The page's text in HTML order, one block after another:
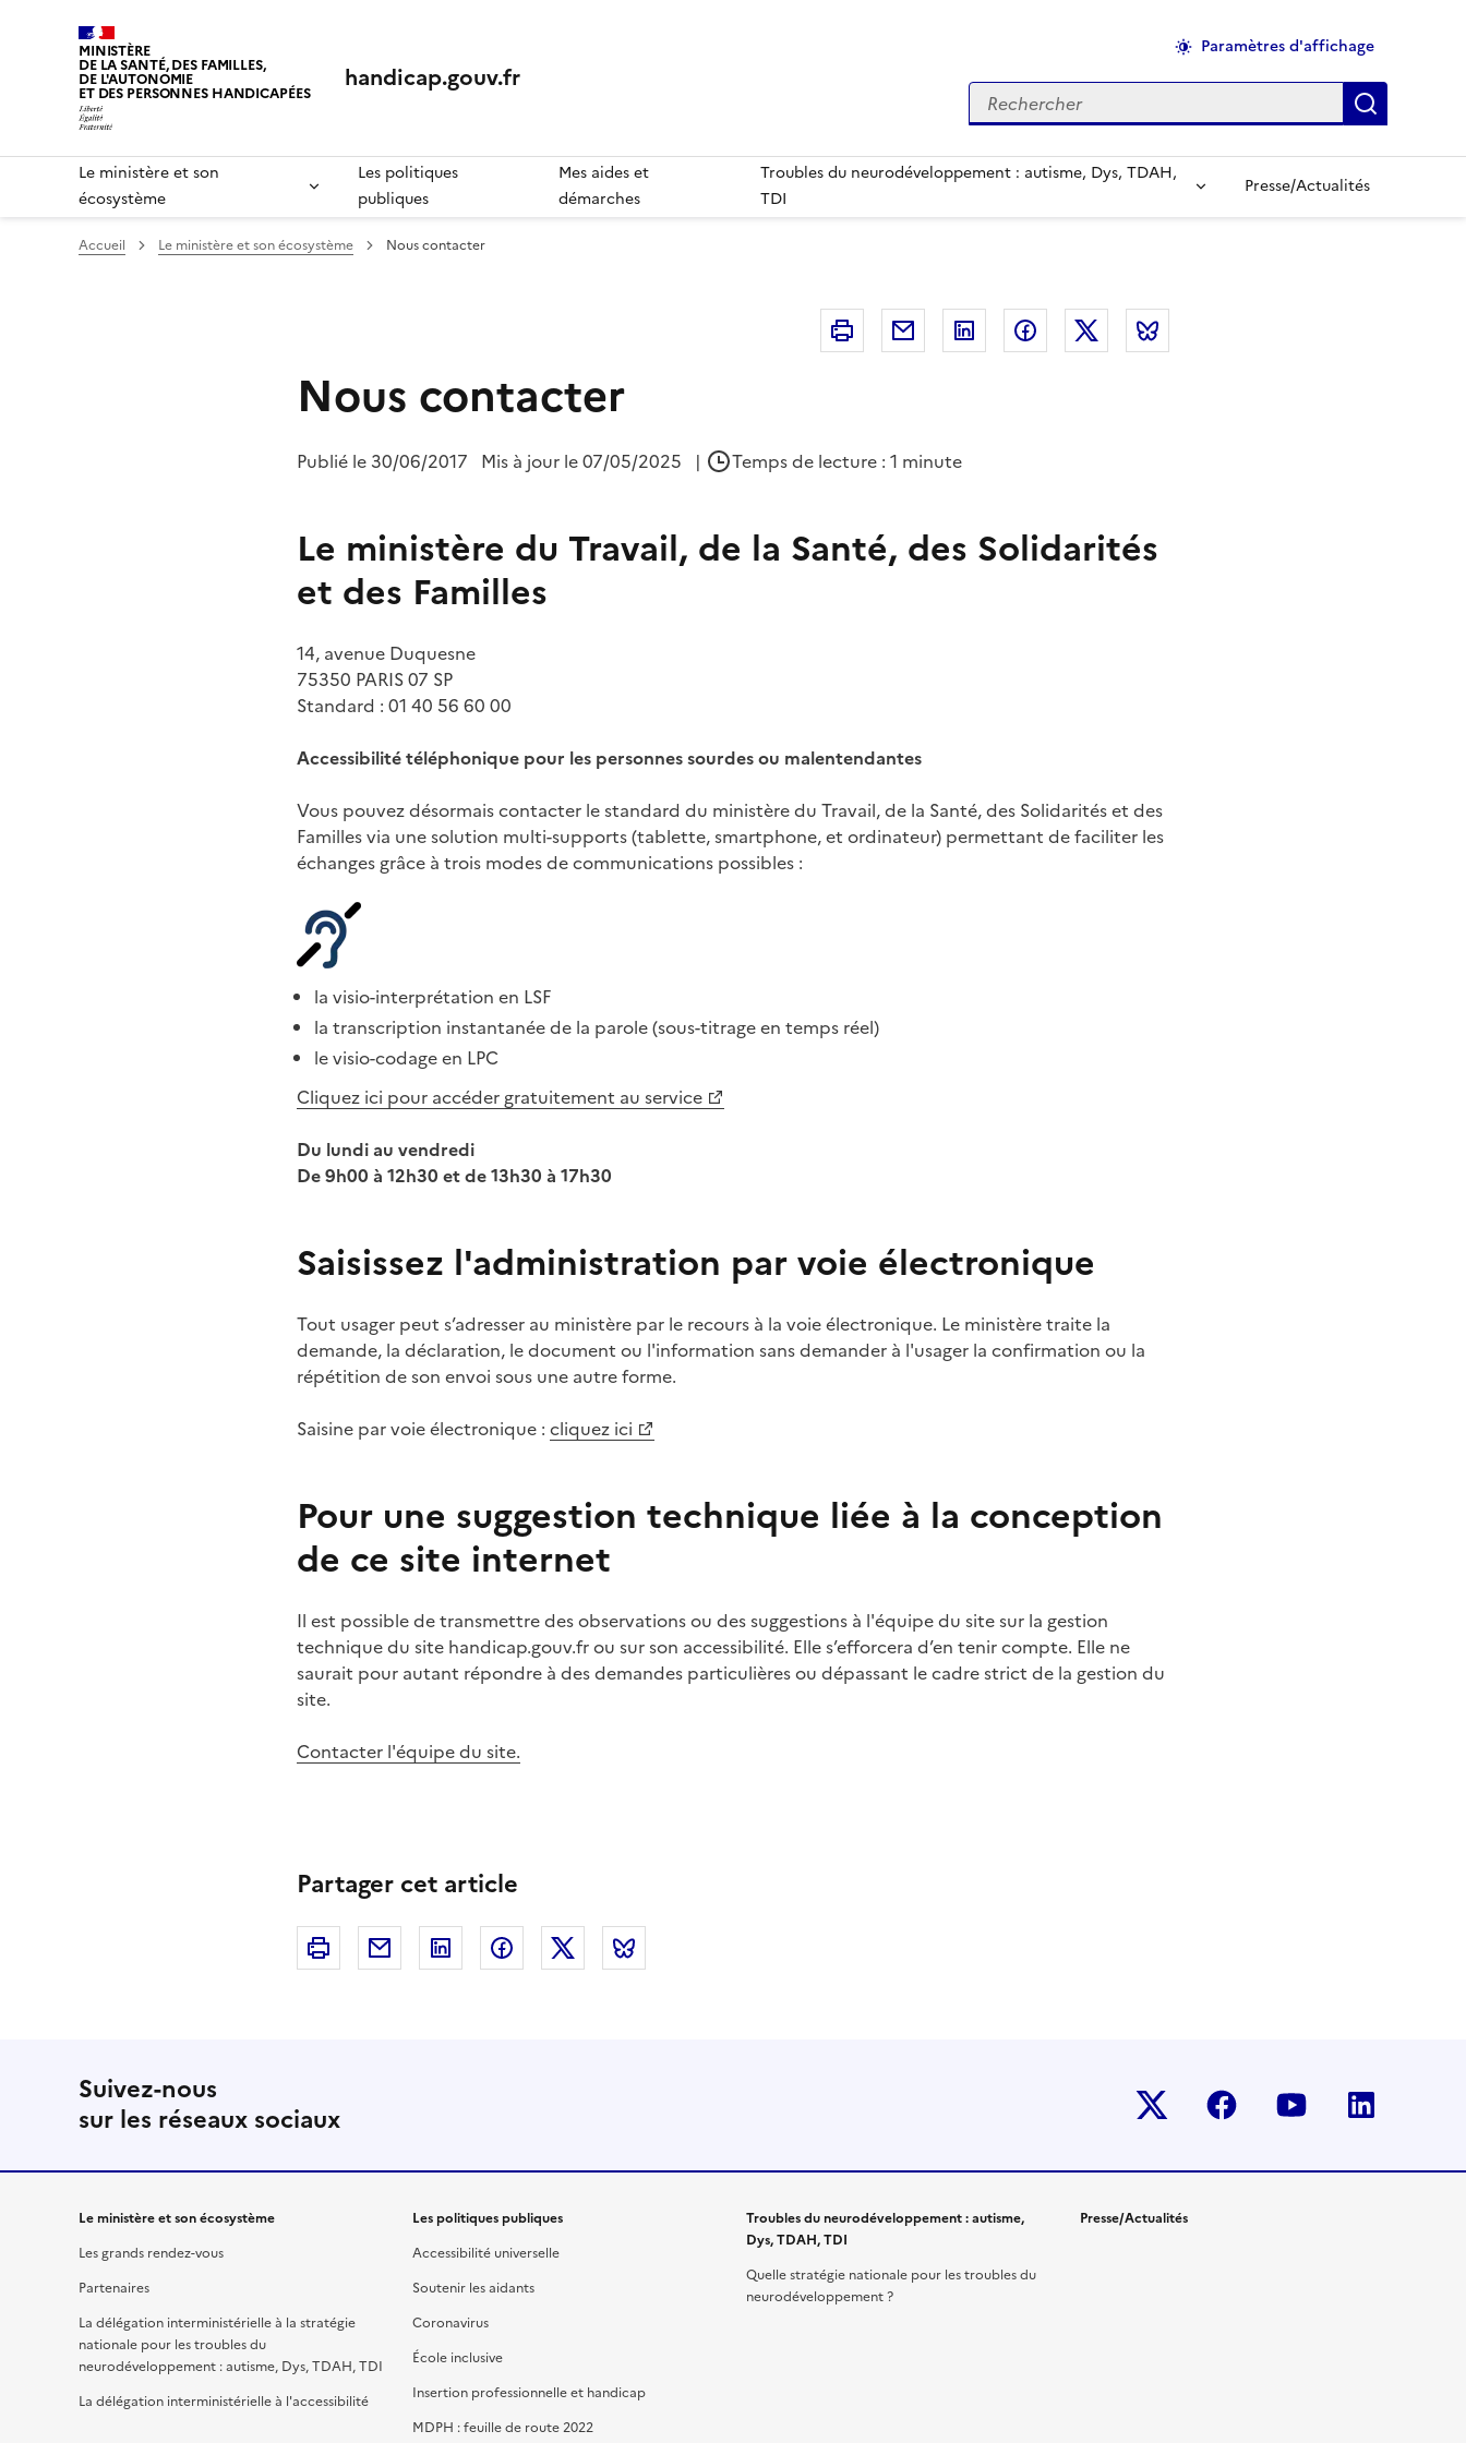
MINISTÈRE
DE LA SANTÉ, DES FAMILLES,
DE L'AUTONOMIE
ET DES PERSONNES HANDICAPÉES handicap.gouv.fr
Paramètres d'affichage
Rechercher
Le ministère et son
écosystème
Les politiques
publiques
Mes aides et
démarches
Troubles du neurodéveloppement : autisme, Dys, TDAH,
TDI
Presse/Actualités
Accueil Le ministère et son écosystème Nous contacter
Imprimer Courriel Linkedin FacebookTwitter
Nous contacter
Publié le 30/06/2017 Mis à jour le 07/05/2025 | Temps de lecture : 1 minute
Le ministère du Travail, de la Santé, des Solidarités
et des Familles
14, avenue Duquesne
75350 PARIS 07 SP
Standard : 01 40 56 60 00
Accessibilité téléphonique pour les personnes sourdes ou malentendantes
Vous pouvez désormais contacter le standard du ministère du Travail, de la Santé, des Solidarités et des
Famillesvia une solution multi-supports (tablette, smartphone, et ordinateur) permettant de faciliter les
échanges grâce à trois modes de communications possibles :
la visio-interprétation en LSF
la transcription instantanée de la parole (sous-titrage en temps réel)
le visio-codage en LPC
Cliquez ici pour accéder gratuitement au service
Du lundi au vendredi
De 9h00 à 12h30 et de 13h30 à 17h30
Saisissez l'administration par voie électronique
Tout usager peut s’adresser au ministère par le recours à la voie électronique. Le ministère traite la
demande, la déclaration, le document ou l'information sans demander à l'usager la confirmation ou la
répétition de son envoi sous une autre forme.
Saisine par voie électronique : cliquez ici
Pour une suggestion technique liée à la conception
de ce site internet
Il est possible de transmettre des observations ou des suggestions à l'équipe du site sur la gestion
technique du site handicap.gouv.fr ou sur son accessibilité. Elles’efforcera d’en tenir compte. Elle ne
saurait pour autant répondre à des demandes particulières ou dépassant le cadre strict de la gestion du
site.
Contacter l'équipe du site.
Partager cet article
Imprimer Courriel Linkedin FacebookTwitter
Suivez-nous
sur les réseaux sociaux
Twitter-x facebook youtube
Le ministère et son écosystème
Les grands rendez-vous
Partenaires
La délégation interministérielle à la stratégie
nationale pour les troubles du
neurodéveloppement : autisme, Dys, TDAH, TDI
La délégation interministérielle à l'accessibilité
Les politiques publiques
Accessibilité universelle
Soutenir les aidants
Coronavirus
École inclusive
Insertion professionnelle et handicap
MDPH : feuille de route 2022
Troubles du neurodéveloppement : autisme,
Dys, TDAH, TDI
Quelle stratégie nationale pour les troubles du
neurodéveloppement ?
Presse/Actualités